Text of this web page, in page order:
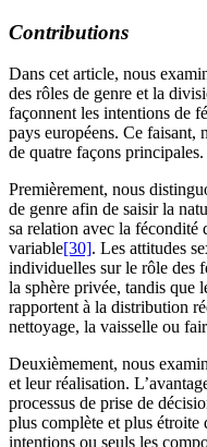
Contributions
Dans cet article, nous
des rôles de genre et la
façonnent les intentions de
pays européens. Ce faisant,
de quatre façons principales.
Premièrement, nous
de genre afin de saisir la
sa relation avec la fécondité
variable[30]. Les attitudes
individuelles sur le rôle des
la sphère privée, tandis que
rapportent à la distribution
nettoyage, la vaisselle ou
Deuxièmement, nous
et leur réalisation.
processus de prise de
plus complète et plus étroite
intentions ou seuls les